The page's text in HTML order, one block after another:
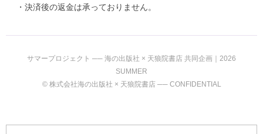
・決済後の返金は承っておりません。
サマープロジェクト ── 海の出版社 × 天狼院書店 共同企画｜2026
SUMMER
© 株式会社海の出版社 × 天狼院書店 ── CONFIDENTIAL